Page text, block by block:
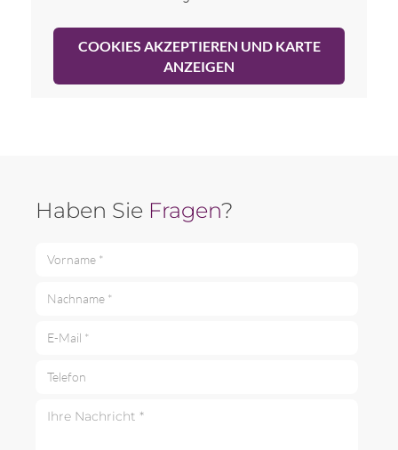
COOKIES AKZEPTIEREN UND KARTE
ANZEIGEN
Haben Sie Fragen?